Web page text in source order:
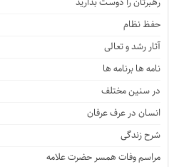
حفظ نظام
آثار رشد و تعالی
نامه ها برنامه ها
در سنین مختلف
انسان در عرف عرفان
شرح زندگی
مراسم وفات همسر حضرت علامه